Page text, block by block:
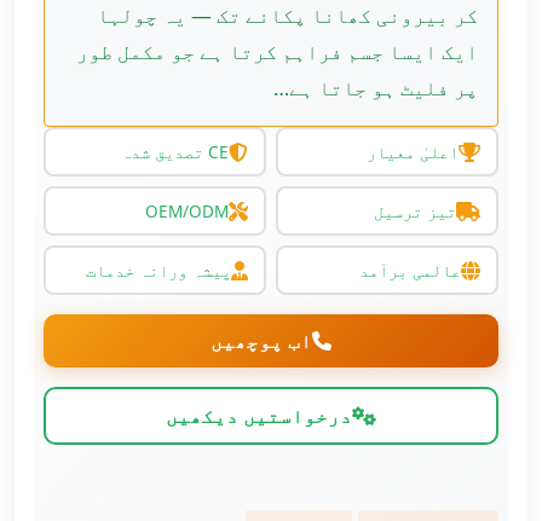
کر بیرونی کھانا پکانے تک — یہ چولہا
ایک ایسا جسم فراہم کرتا ہے جو مکمل طور
پر فلیٹ ہو جاتا ہے…
اعلیٰ معیار CE تصدیق شدہ
تیز ترسیل OEM/ODM
عالمی برآمد پیشہ ورانہ خدمات
اب پوچھیں
درخواستیں دیکھیں